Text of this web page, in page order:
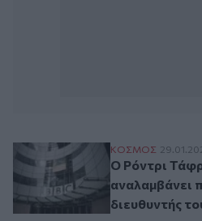
Ο Ρόντρι
ΚΟΣΜΟΣ
Ο Ρόντρι
αναλαμβάνει
διευθυντής